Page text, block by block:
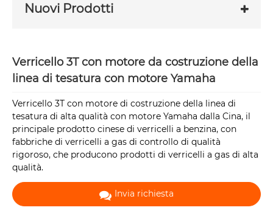
Nuovi Prodotti
Verricello 3T con motore da costruzione della
linea di tesatura con motore Yamaha
Verricello 3T con motore di costruzione della linea di
tesatura di alta qualità con motore Yamaha dalla Cina, il
principale prodotto cinese di verricelli a benzina, con
fabbriche di verricelli a gas di controllo di qualità
rigoroso, che producono prodotti di verricelli a gas di alta
qualità.
Invia richiesta